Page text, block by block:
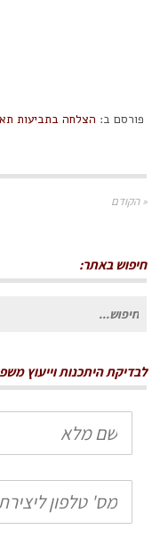
פורסם ב: הצלחה בתביעות
« הקודם
חיפוש באתר:
חיפוש
לבדיקת היתכנות וייעוץ
שם
מלא
טלפון